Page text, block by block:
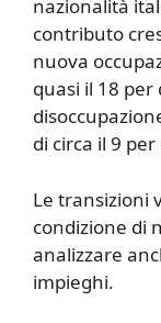
nazionalità
contributo
nuova
quasi il 18 per
di circa il 9
Le transizioni
condizione di
analizzare
impieghi.